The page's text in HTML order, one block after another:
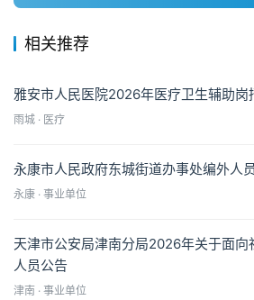
相关推荐
雅安市人民医院2026年医疗卫生辅助岗
雨城 · 医疗
永康市人民政府东城街道办事处编外人
永康 · 事业单位
天津市公安局津南分局2026年关于面向
人员公告
津南 · 事业单位